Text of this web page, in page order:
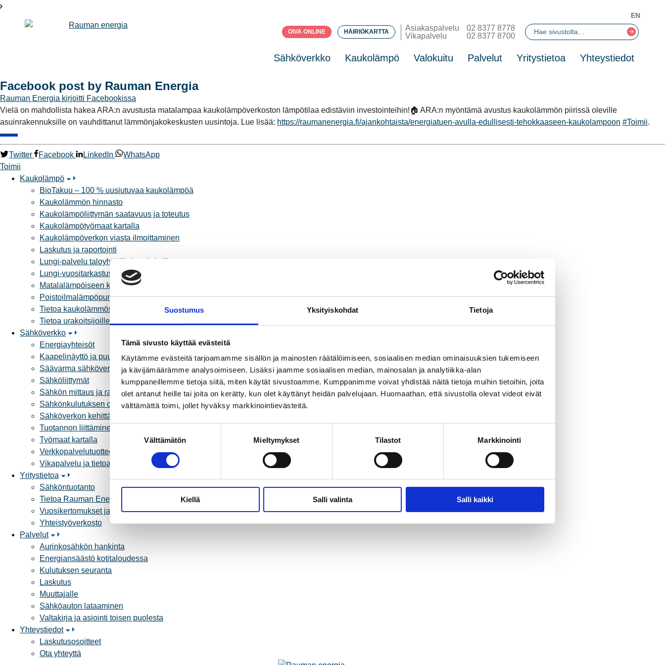
Suostumus Yksityiskohdat Tietoja
Tämä sivusto käyttää evästeitä
Käytämme evästeitä tarjoamamme sisällön ja mainosten räätälöimiseen, sosiaalisen median ominaisuuksien tukemiseen
ja kävijämäärämme analysoimiseen. Lisäksi jaamme sosiaalisen median, mainosalan ja analytiikka-alan
kumppaneillemme tietoja siitä, miten käytät sivustoamme. Kumppanimme voivat yhdistää näitä tietoja muihin tietoihin, joita
olet antanut heille tai joita on kerätty, kun olet käyttänyt heidän palvelujaan. Huomaathan, että sivustolla olevat videot eivät
välttämättä toimi, jollet hyväksy markkinointievästeitä.
S
o
s
m
u
k
e
n
v
i
n
Välttämätön Mieltymykset Tilastot Markkinointi
Kiellä Salli valinta Salli kaikki
OIVA ONLINE HÄIRIÖKARTTA Asiakaspalvelu
02 8377 8778
Vikapalvelu
02 8377 8700
Sähköverkko Kaukolämpö Valokuitu Palvelut Yritystietoa Yhteystiedot
EN
Facebook post by Rauman Energia
Rauman Energia kirjoitti Facebookissa
Vielä on mahdollista hakea ARA:n avustusta matalampaa kaukolämpöverkoston lämpötilaa edistäviin investointeihin!🏠 ARA:n myöntämä avustus kaukolämmön piirissä oleville
asuinrakennuksille on vauhdittanut lämmönjakokeskusten uusintoja. Lue lisää: https://raumanenergia.fi/ajankohtaista/energiatuen-avulla-edullisesti-tehokkaaseen-kaukolampoon #Toimii.
Twitter Facebook LinkedIn
WhatsApp
Toimii
Kaukolämpö
BioTakuu – 100 % uusiutuvaa kaukolämpöä
Kaukolämmön hinnasto
Kaukolämpöliittymän saatavuus ja toteutus
Kaukolämpötyömaat kartalla
Kaukolämpöverkon viasta ilmoittaminen
Laskutus ja raportointi
Lungi-palvelu taloyhtiöille ja yrityksille
Lungi-vuositarkastus kuluttajille
Matalalämpöiseen kaukolämpöön siirtyminen
Poistoilmalämpöpumppu kaukolämpötaloon
Tietoa kaukolämmöstä
Tietoa urakoitsijoille
Sähköverkko
Energiayhteisöt
Kaapelinäyttö ja puunkaatoapu
Säävarma sähköverkko
Sähköliittymät
Sähkön mittaus ja raportointi
Sähkönkulutuksen ohjaus kiinteistössä
Sähköverkon kehittämissuunnitelma
Tuotannon liittäminen verkkoon
Työmaat kartalla
Verkkopalvelutuotteet ja hinnastot
Vikapalvelu ja tietoa jakeluhäiriöistä
Yritystietoa
Sähköntuotanto
Tietoa Rauman Energiasta
Vuosikertomukset ja asiakaslehti
Yhteistyöverkosto
Palvelut
Aurinkosähkön hankinta
Energiansäästö kotitaloudessa
Kulutuksen seuranta
Laskutus
Muuttajalle
Sähköauton lataaminen
Valtakirja ja asiointi toisen puolesta
Yhteystiedot
Laskutusosoitteet
Ota yhteyttä